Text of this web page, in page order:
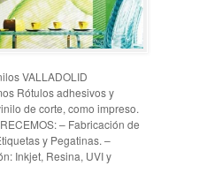
VALLADOLID
Rótulos adhesivos y
de corte, como impreso.
– Fabricación de
y Pegatinas. –
Inkjet, Resina, UVI y